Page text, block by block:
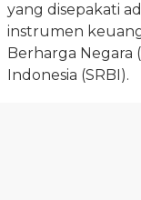
yang disepakati
instrumen
Berharga Negara
Indonesia (SRBI).